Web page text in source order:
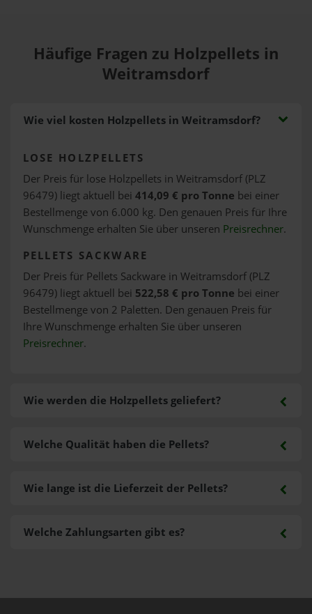
Häufige Fragen zu Holzpellets in
Weitramsdorf
Wie viel kosten Holzpellets in Weitramsdorf?
LOSE HOLZPELLETS
Der Preis für lose Holzpellets in Weitramsdorf (PLZ
96479) liegt aktuell bei 414,09 € pro Tonne bei einer
Bestellmenge von 6.000 kg. Den genauen Preis für Ihre
Wunschmenge erhalten Sie über unseren Preisrechner.
PELLETS SACKWARE
Der Preis für Pellets Sackware in Weitramsdorf (PLZ
96479) liegt aktuell bei 522,58 € pro Tonne bei einer
Bestellmenge von 2 Paletten. Den genauen Preis für
Ihre Wunschmenge erhalten Sie über unseren
Preisrechner.
Wie werden die Holzpellets geliefert?
Welche Zahlungsarten gibt es?
Welche Qualität haben die Pellets?
Wie lange ist die Lieferzeit der Pellets?